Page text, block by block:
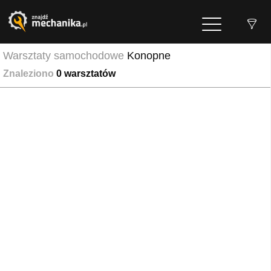
Warsztaty samochodowe Konopne
Znaleziono 0 warsztatów